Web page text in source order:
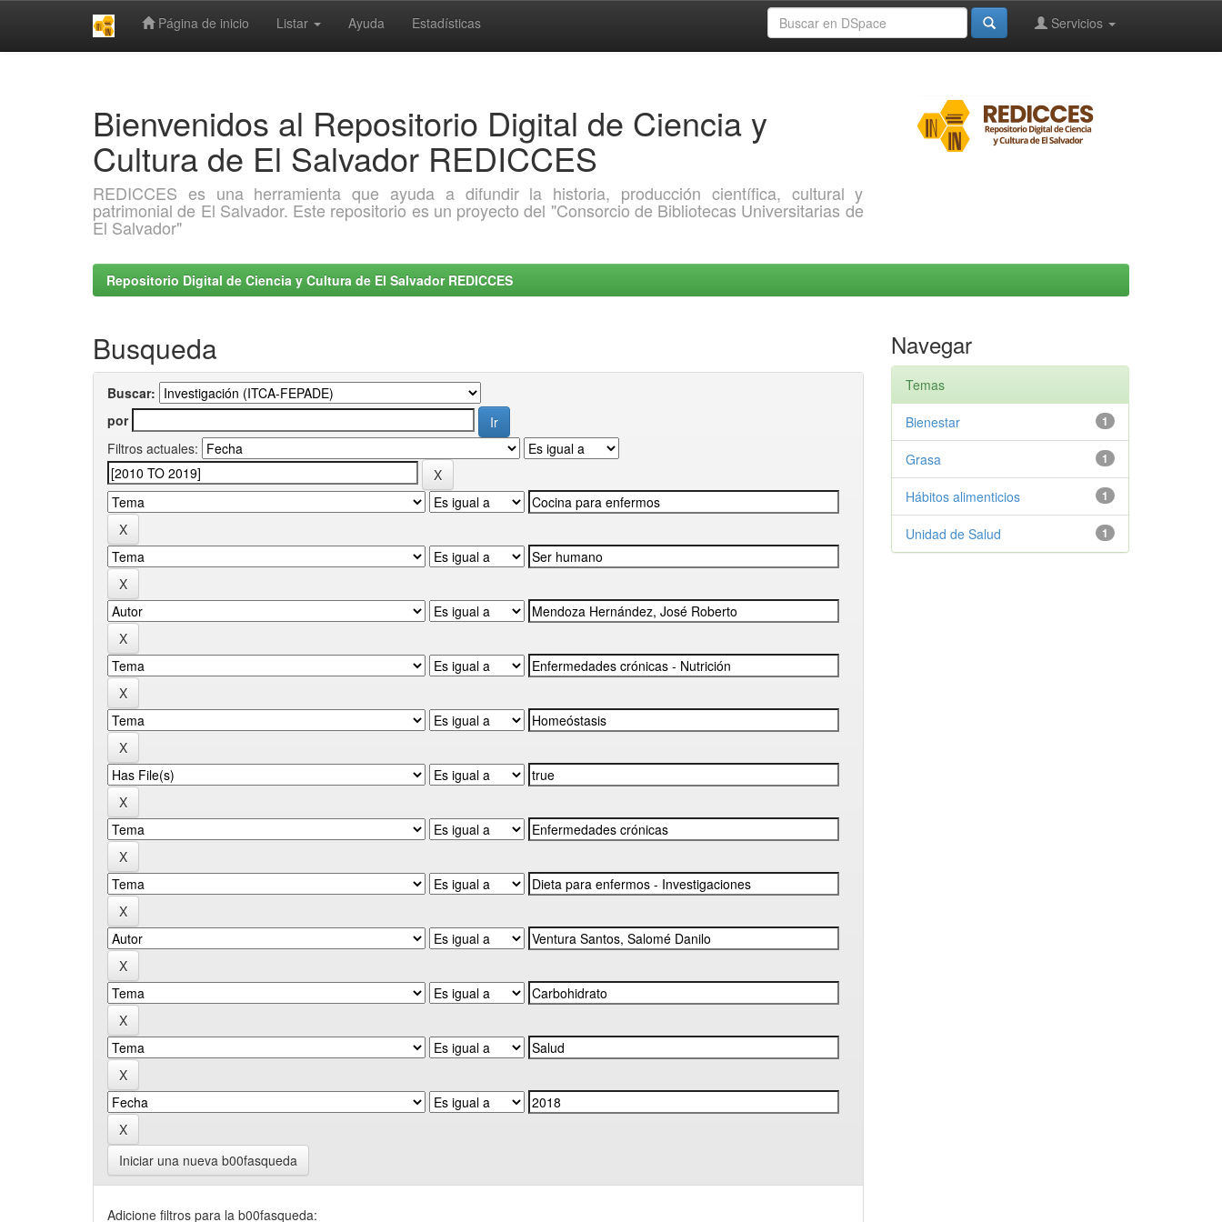
Página de inicio Listar Ayuda Estadísticas Servicios
Bienvenidos al Repositorio Digital de Ciencia y
Cultura de El Salvador REDICCES
REDICCES es una herramienta que ayuda a difundir la historia, producción científica, cultural y
patrimonial de El Salvador. Este repositorio es un proyecto del "Consorcio de Bibliotecas Universitarias de
El Salvador"
Repositorio Digital de Ciencia y Cultura de El Salvador REDICCES
Busqueda
Buscar:
por
Filtros actuales:
Iniciar una nueva b00fasqueda
Adicione filtros para la b00fasqueda:
Navegar
Temas
1
Bienestar
1
Grasa
1
Hábitos alimenticios
1
Unidad de Salud